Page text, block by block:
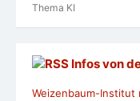
Thema KI
Infos von
Weizenbaum-Institut